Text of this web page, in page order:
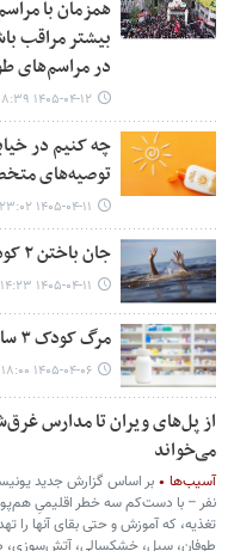
همزمان با
بیشتر مراقب
در مراسم‌های
۱۴۰۵-۰۴-۱۲ ۰۸:۳۹
چه کنیم در
توصیه‌های
۱۴۰۵-۰۴-۱۱ ۲۳:۰۲
جان باختن ۲ کودک بر اثر غرق شدگی در شهرستان پارسیان
۱۴۰۵-۰۴-۱۱ ۱۴:۲۳
مرگ کودک ۳ ساله به خاطر نبود یک دارو
۱۴۰۵-۰۴-۰۶ ۱۸:۰۰
از پل‌های ویران تا مدارس
می‌خواند
آسیب‌ها
بر اساس گزارش جدید
نفر – با دست‌کم سه خطر اقلیمیِ
تغذیه، که آموزش و حتی بقای آنها را
طوفان، سیل، خشکسالی، آتش‌سوزی،